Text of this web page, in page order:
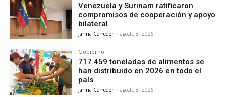
Venezuela y Surinam ratificaron
compromisos de cooperación y apoyo
bilateral
Janna Corredor - agosto 8, 2026
Gobierno
717.459 toneladas de alimentos se
han distribuido en 2026 en todo el
país
Janna Corredor - agosto 8, 2026